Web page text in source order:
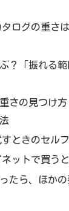
ログの重さ
？「振れる
さの見つけ
すときのセル
ットで買う
たら、ほか